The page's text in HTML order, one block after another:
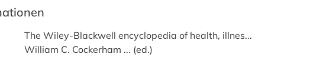
The Wiley-Blackwell encyclopedia of health, illnes...
William C. Cockerham ... (ed.)